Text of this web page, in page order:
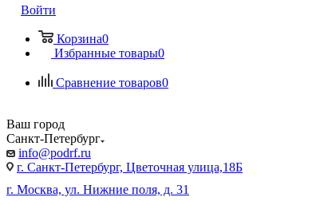
Войти
Корзина0
Избранные товары0
Сравнение товаров0
Ваш город
Санкт-Петербург
info@podrf.ru
г. Санкт-Петербург, Цветочная улица,18Б
г. Москва, ул. Нижние поля, д. 31